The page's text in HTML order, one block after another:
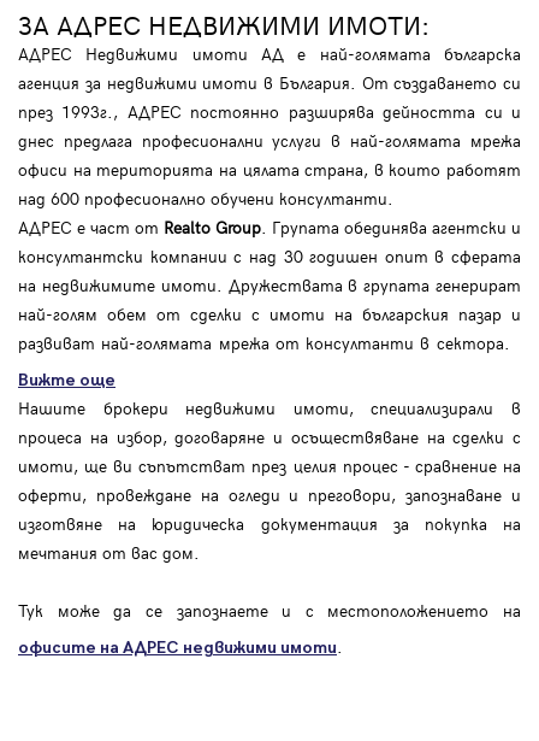
ЗА АДРЕС НЕДВИЖИМИ ИМОТИ:
АДРЕС Недвижими имоти АД е най-голямата българска
агенция за недвижими имоти в България. От създаването си
през 1993г., АДРЕС постоянно разширява дейността си и
днес предлага професионални услуги в най-голямата мрежа
офиси на територията на цялата страна, в които работят
над 600 професионално обучени консултанти.
АДРЕС е част от Realto Group. Групата обединява агентски и
консултантски компании с над 30 годишен опит в сферата
на недвижимите имоти. Дружествата в групата генерират
най-голям обем от сделки с имоти на българския пазар и
развиват най-голямата мрежа от консултанти в сектора.
Вижте още
Нашите брокери недвижими имоти, специализирали в
процеса на избор, договаряне и осъществяване на сделки с
имоти, ще ви съпътстват през целия процес - сравнение на
оферти, провеждане на огледи и преговори, запознаване и
изготвяне на юридическа документация за покупка на
мечтания от вас дом.
Тук може да се запознаете и с местоположението на
офисите на АДРЕС недвижими имоти.